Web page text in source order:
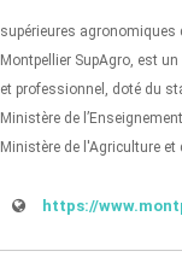
supérieures agronomiques
Montpellier SupAgro, est
et professionnel, doté du
Ministère de
Ministère de l'Agriculture
https://